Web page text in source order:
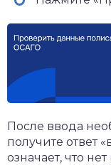
После ввода
получите ответ
означает, что